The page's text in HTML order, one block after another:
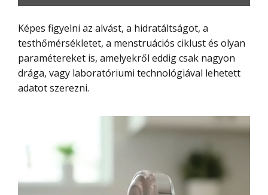
Képes figyelni az alvást, a hidratáltságot, a
testhőmérsékletet, a menstruációs ciklust és olyan
paramétereket is, amelyekről eddig csak nagyon
drága, vagy laboratóriumi technológiával lehetett
adatot szerezni.